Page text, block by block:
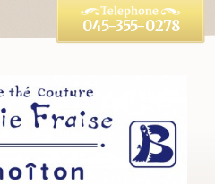
045-355-0278